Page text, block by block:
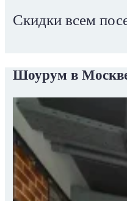
Скидки всем
Шоурум в